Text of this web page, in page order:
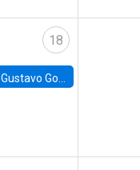
18
Gustavo González, Banco Central de Chile